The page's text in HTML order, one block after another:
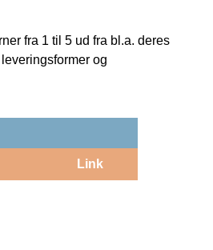
fra 1 til 5 ud fra bl.a. deres
og
Link